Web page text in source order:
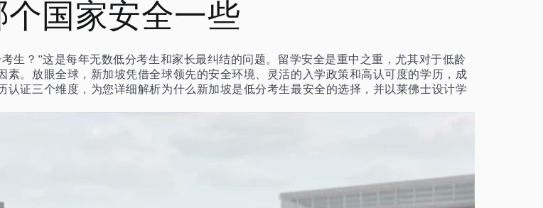
国家安全一些
生？”这是每年无数低分考生和家长最纠结的问题。留学安全是重中之重，尤其对于低龄
。放眼全球，新加坡凭借全球领先的安全环境、灵活的入学政策和高认可度的学历，成
证三个维度，为您详细解析为什么新加坡是低分考生最安全的选择，并以莱佛士设计学